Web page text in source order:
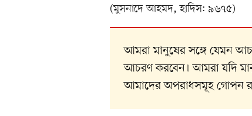
(মুসনাদে আহমদ, হাদিস: ৯৬৭৫)
আমরা মানুষের সঙ্গে যেমন
আচরণ করবেন। আমরা যদি
আমাদের অপরাধসমূহ গোপন